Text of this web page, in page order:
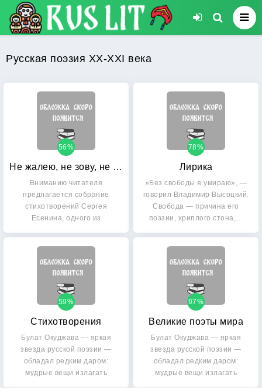
Русская поэзия XX-XXI века
Не жалею, не зову, не плачу
56%
Вниманию читателя
предлагается собрание
стихотворений Сергея
Есенина, одного из
Лирика
78%
»Без свободы я умираю», —
говорил Владимир Высоцкий.
Свобода — причина его
поэзии, хриплого стона,…
Стихотворения
59%
Булат Окуджава — яркая
звезда русской поэзии —
обладал редким даром:
мудрые вещи излагать
Великие поэты мира
97%
Булат Окуджава — яркая
звезда русской поэзии —
обладал редким даром:
мудрые вещи излагать